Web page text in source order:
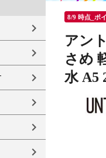
8/9 時点_ポ
アン
さめ
水 A5